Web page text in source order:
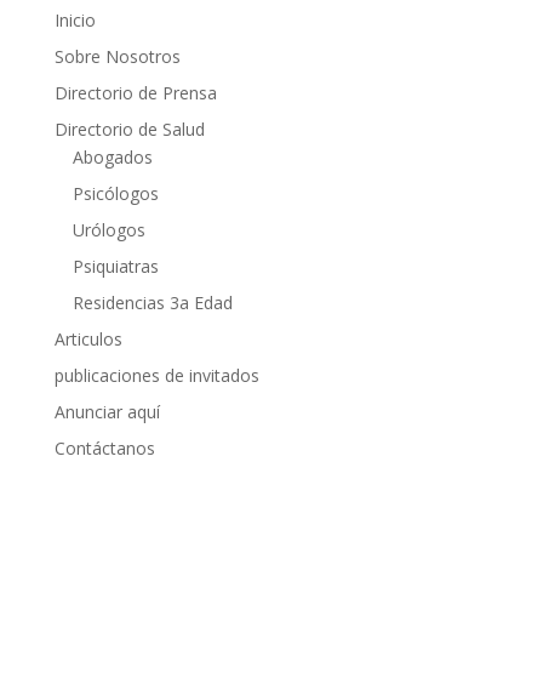
Inicio
Sobre Nosotros
Directorio de Prensa
Directorio de Salud
Abogados
Psicólogos
Urólogos
Psiquiatras
Residencias 3a Edad
Articulos
publicaciones de invitados
Anunciar aquí
Contáctanos